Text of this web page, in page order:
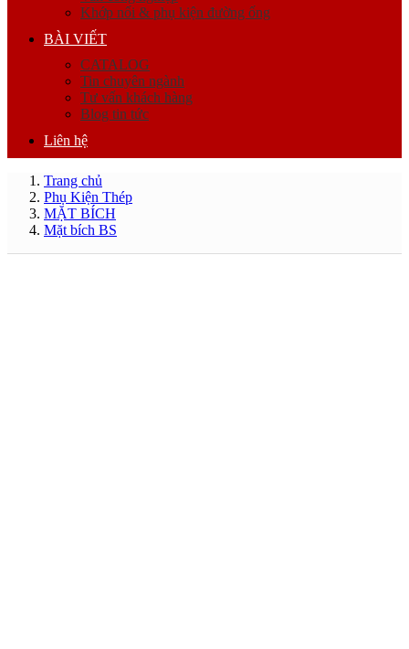
Khớp nối & phụ kiện đường ống
BÀI VIẾT
CATALOG
Tin chuyên ngành
Tư vấn khách hàng
Blog tin tức
Liên hệ
Trang chủ
Phụ Kiện Thép
MẶT BÍCH
Mặt bích BS